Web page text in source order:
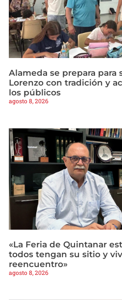
Alameda se prepara para
Lorenzo con tradición y
los públicos
agosto 8, 2026
«La Feria de Quintanar
todos tengan su sitio y
reencuentro»
agosto 8, 2026